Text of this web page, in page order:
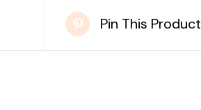
Pin This Product